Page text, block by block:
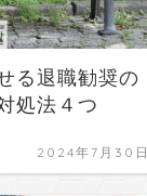
る退職勧奨の
処法４つ
2024年7月30日